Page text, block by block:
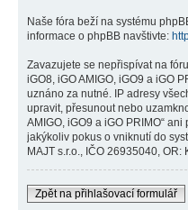
Naše fóra beží na systému
informace o phpBB navštivte:
Zavazujete se nepřispívat na
iGO8, iGO AMIGO, iGO9 a iGO
uznáno za nutné. IP adresy
upravit, přesunout nebo
AMIGO, iGO9 a iGO PRIMO“
jakýkoliv pokus o vniknutí do
MAJT s.r.o., IČO 26935040,
Zpět na přihlašovací formulář